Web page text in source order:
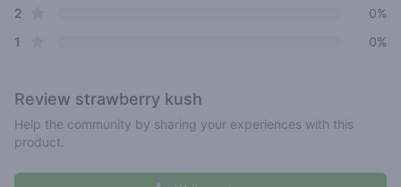
2
0%
1
0%
Review strawberry kush
Help the community by sharing your experiences with this
product.